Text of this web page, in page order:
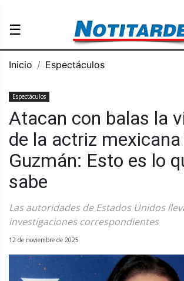
☰
Inicio Espectáculos
Espectáculos
Atacan con balas la
de la actriz
Guzmán: Esto es lo
sabe
Las autoridades de Estados Unidos
investigaciones correspondientes
12 de noviembre de 2025